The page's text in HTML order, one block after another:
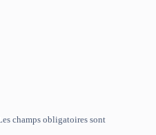
champs obligatoires sont